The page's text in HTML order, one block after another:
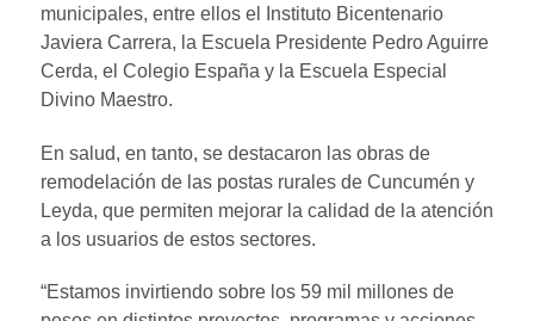
municipales, entre ellos el Instituto Bicentenario
Javiera Carrera, la Escuela Presidente Pedro Aguirre
Cerda, el Colegio España y la Escuela Especial
Divino Maestro.
En salud, en tanto, se destacaron las obras de
remodelación de las postas rurales de Cuncumén y
Leyda, que permiten mejorar la calidad de la atención
a los usuarios de estos sectores.
“Estamos invirtiendo sobre los 59 mil millones de